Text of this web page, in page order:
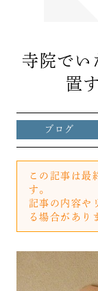
寺院でい
置
ブログ
この記事は最
す。
記事の内容や
る場合があり